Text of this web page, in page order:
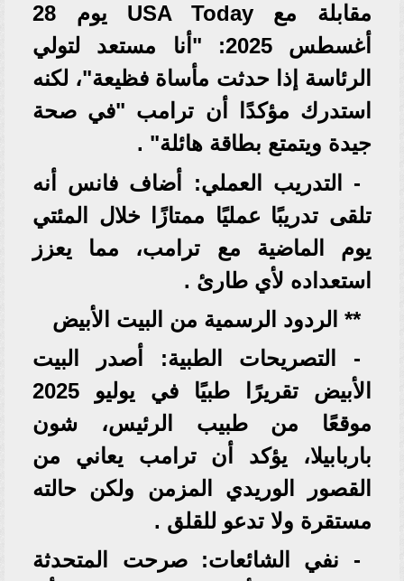
مقابلة مع USA Today يوم 28
أغسطس 2025: "أنا مستعد لتولي
الرئاسة إذا حدثت مأساة فظيعة"، لكنه
استدرك مؤكدًا أن ترامب "في صحة
جيدة ويتمتع بطاقة هائلة" .
- التدريب العملي: أضاف فانس أنه
تلقى تدريبًا عمليًا ممتازًا خلال المئتي
يوم الماضية مع ترامب، مما يعزز
استعداده لأي طارئ .
** الردود الرسمية من البيت الأبيض
- التصريحات الطبية: أصدر البيت
الأبيض تقريرًا طبيًا في يوليو 2025
موقعًا من طبيب الرئيس، شون
باربابيلا، يؤكد أن ترامب يعاني من
القصور الوريدي المزمن ولكن حالته
مستقرة ولا تدعو للقلق .
- نفي الشائعات: صرحت المتحدثة